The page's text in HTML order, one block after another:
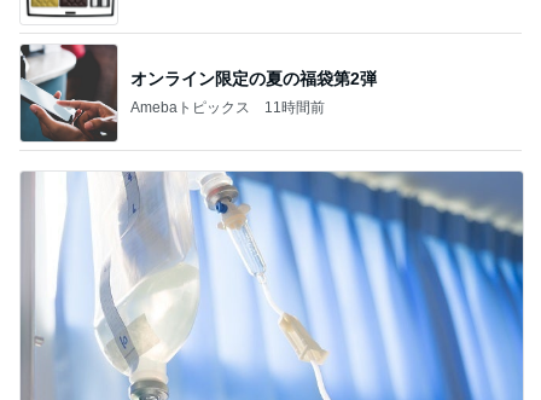
オンライン限定の夏の福袋第2弾
Amebaトピックス 11時間前